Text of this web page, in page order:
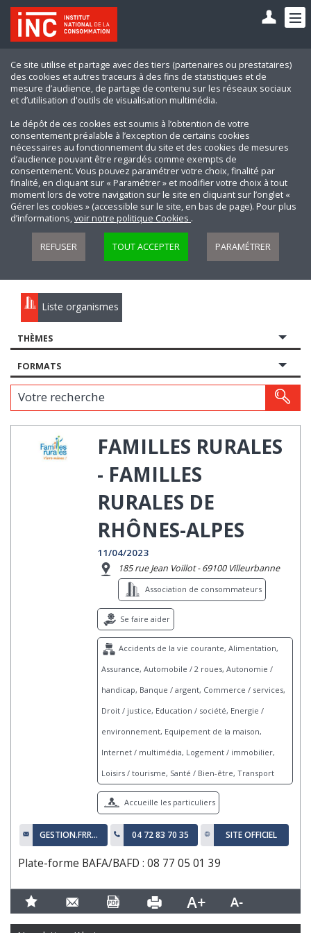
Ce site utilise et partage avec des tiers (partenaires ou prestataires)
des cookies et autres traceurs à des fins de statistiques et de
mesure d’audience, de partage de contenu sur les réseaux sociaux
et d’utilisation d'outils de visualisation multimédia.
Le dépôt de ces cookies est soumis à l’obtention de votre
consentement préalable à l’exception de certains cookies
nécessaires au fonctionnement du site et des cookies de mesures
d’audience pouvant être regardés comme exempts de
consentement. Vous pouvez paramétrer votre choix, finalité par
finalité, en cliquant sur « Paramétrer » et modifier votre choix à tout
moment lors de votre navigation sur le site en cliquant sur l’onglet «
Gérer les cookies » (accessible sur le site, en bas de page). Pour plus
d’informations,voir notre politique Cookies .
REFUSER TOUT ACCEPTER PARAMÉTRER
Liste organismes
THÈMES
FORMATS
Votre recherche
FAMILLES RURALES
- FAMILLES
RURALES DE
RHÔNES-ALPES
11/04/2023
185 rue Jean Voillot - 69100 Villeurbanne
Association de consommateurs
Se faire aider
Accidents de la vie courante, Alimentation,
Assurance, Automobile / 2 roues, Autonomie /
handicap, Banque / argent, Commerce / services,
Droit / justice, Education / société, Energie /
environnement, Equipement de la maison,
Internet / multimédia, Logement / immobilier,
Loisirs / tourisme, Santé / Bien-être, Transport
Accueille les particuliers
GESTION.FRRA@ORANGE.FR 04 72 83 70 35 SITE OFFICIEL
Plate-forme BAFA/BAFD : 08 77 05 01 39